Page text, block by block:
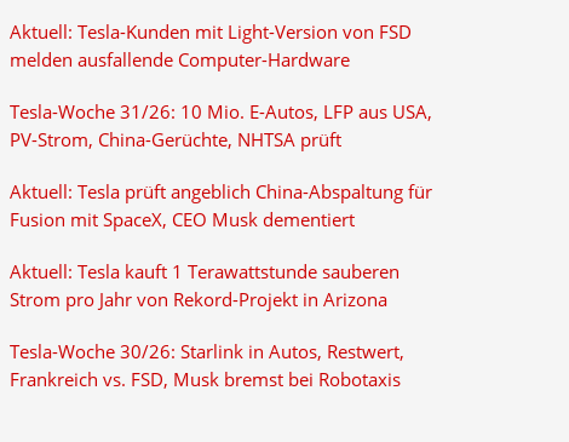
Aktuell: Tesla-Kunden mit Light-Version von FSD
melden ausfallende Computer-Hardware
Tesla-Woche 31/26: 10 Mio. E-Autos, LFP aus USA,
PV-Strom, China-Gerüchte, NHTSA prüft
Aktuell: Tesla prüft angeblich China-Abspaltung für
Fusion mit SpaceX, CEO Musk dementiert
Aktuell: Tesla kauft 1 Terawattstunde sauberen
Strom pro Jahr von Rekord-Projekt in Arizona
Tesla-Woche 30/26: Starlink in Autos, Restwert,
Frankreich vs. FSD, Musk bremst bei Robotaxis